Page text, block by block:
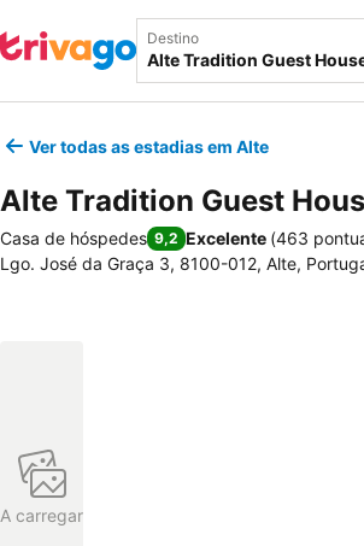
Destino
Ver todas as estadias em Alte
Alte Tradition Guest
Casa de hóspedes 9,2 Excelente (463
Lgo. José da Graça 3, 8100-012, Alte,
A carregar